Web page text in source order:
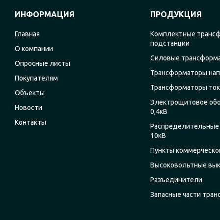
ИНФОРМАЦИЯ
Главная
О компании
Опросные листы
Покупателям
Объекты
Новости
Контакты
ПРОДУКЦИЯ
Комплектные
подстанции
Силовые
Трансформаторы
Трансформаторы
Электрощитовое
0,4кВ
Распределительные
10кВ
Пункты
Высоковольтные
Разъединители
Запасные части